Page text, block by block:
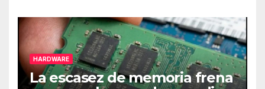
HARDWARE
La escasez de memoria frena